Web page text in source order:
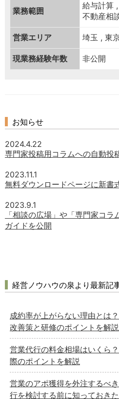
業務範囲
給与計算
不動産相
営業エリア 埼玉 , 東
現業務経験年数 非公開
お知らせ
2024.4.22
専門家投稿用コラムへの自動投
2023.11.1
無料ダウンロードページに新書
2023.9.1
「相談の広場」や「専門家コ
ガイドを公開
経営ノウハウの泉より最新記
成約率が上がらない理由とは
改善策と研修のポイントを解説
営業代行の料金相場はいくら
際のポイントを解説
営業のアポ獲得を外注するべ
行を検討する前に知っておき